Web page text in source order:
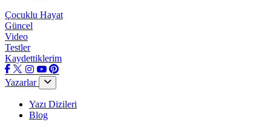
Çocuklu Hayat
Güncel
Video
Testler
Kaydettiklerim
Yazarlar
Yazı Dizileri
Blog